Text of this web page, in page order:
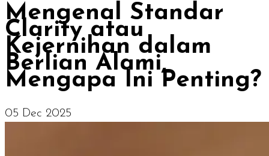
Mengenal Standar
Clarity atau
Kejernihan dalam
Berlian Alami,
Mengapa Ini Penting?
05 Dec 2025